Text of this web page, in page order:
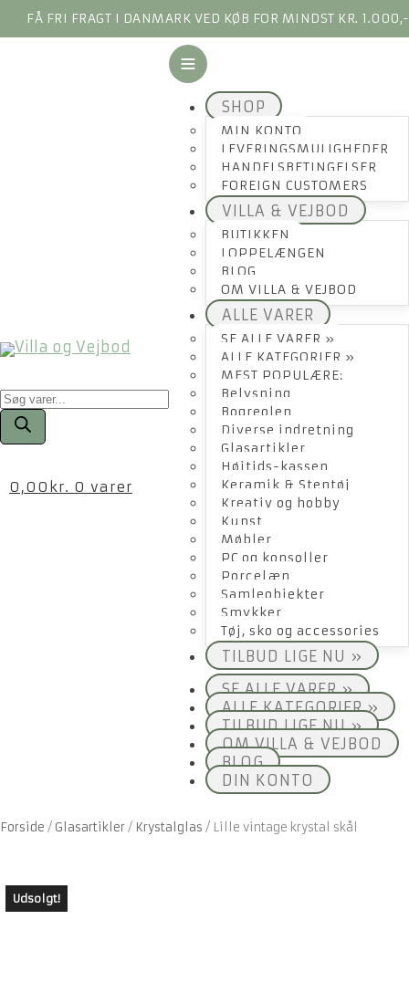
FÅ FRI FRAGT I DANMARK VED KØB FOR MINDST KR. 1.000,-
Products
search
0,00 kr. 0 varer
SHOP
MIN KONTO
LEVERINGSMULIGHEDER
HANDELSBETINGELSER
FOREIGN CUSTOMERS
VILLA & VEJBOD
BUTIKKEN
LOPPELÆNGEN
BLOG
OM VILLA & VEJBOD
ALLE VARER
SE ALLE VARER »
ALLE KATEGORIER »
MEST POPULÆRE:
Belysning
Bogreolen
Diverse indretning
Glasartikler
Højtids-kassen
Keramik & Stentøj
Kreativ og hobby
Kunst
Møbler
PC og konsoller
Porcelæn
Samleobjekter
Smykker
Tøj, sko og accessories
TILBUD LIGE NU »
SE ALLE VARER »
ALLE KATEGORIER »
TILBUD LIGE NU »
OM VILLA & VEJBOD
BLOG
DIN KONTO
Forside / Glasartikler/ Krystalglas / Lille vintage krystal skål
Udsolgt!